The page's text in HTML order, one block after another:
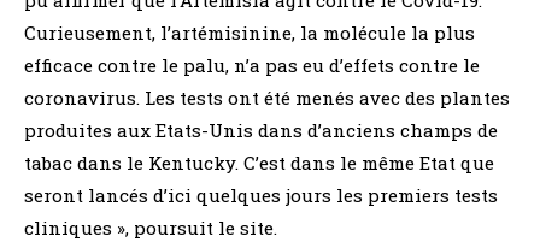
Curieusement, l’artémisinine, la molécule la plus
efficace contre le palu, n’a pas eu d’effets contre le
coronavirus. Les tests ont été menés avec des plantes
produites aux Etats-Unis dans d’anciens champs de
tabac dans le Kentucky. C’est dans le même Etat que
seront lancés d’ici quelques jours les premiers tests
cliniques », poursuit le site.